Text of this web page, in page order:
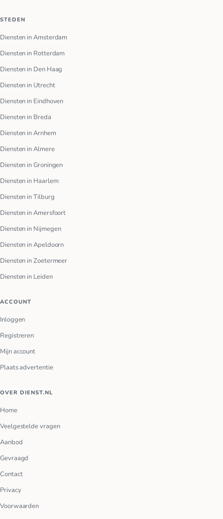
STEDEN
Diensten in Amsterdam
Diensten in Rotterdam
Diensten in Den Haag
Diensten in Utrecht
Diensten in Eindhoven
Diensten in Breda
Diensten in Arnhem
Diensten in Almere
Diensten in Groningen
Diensten in Haarlem
Diensten in Tilburg
Diensten in Amersfoort
Diensten in Nijmegen
Diensten in Apeldoorn
Diensten in Zoetermeer
Diensten in Leiden
ACCOUNT
Inloggen
Registreren
Mijn account
Plaats advertentie
OVER DIENST.NL
Home
Veelgestelde vragen
Aanbod
Gevraagd
Contact
Privacy
Voorwaarden